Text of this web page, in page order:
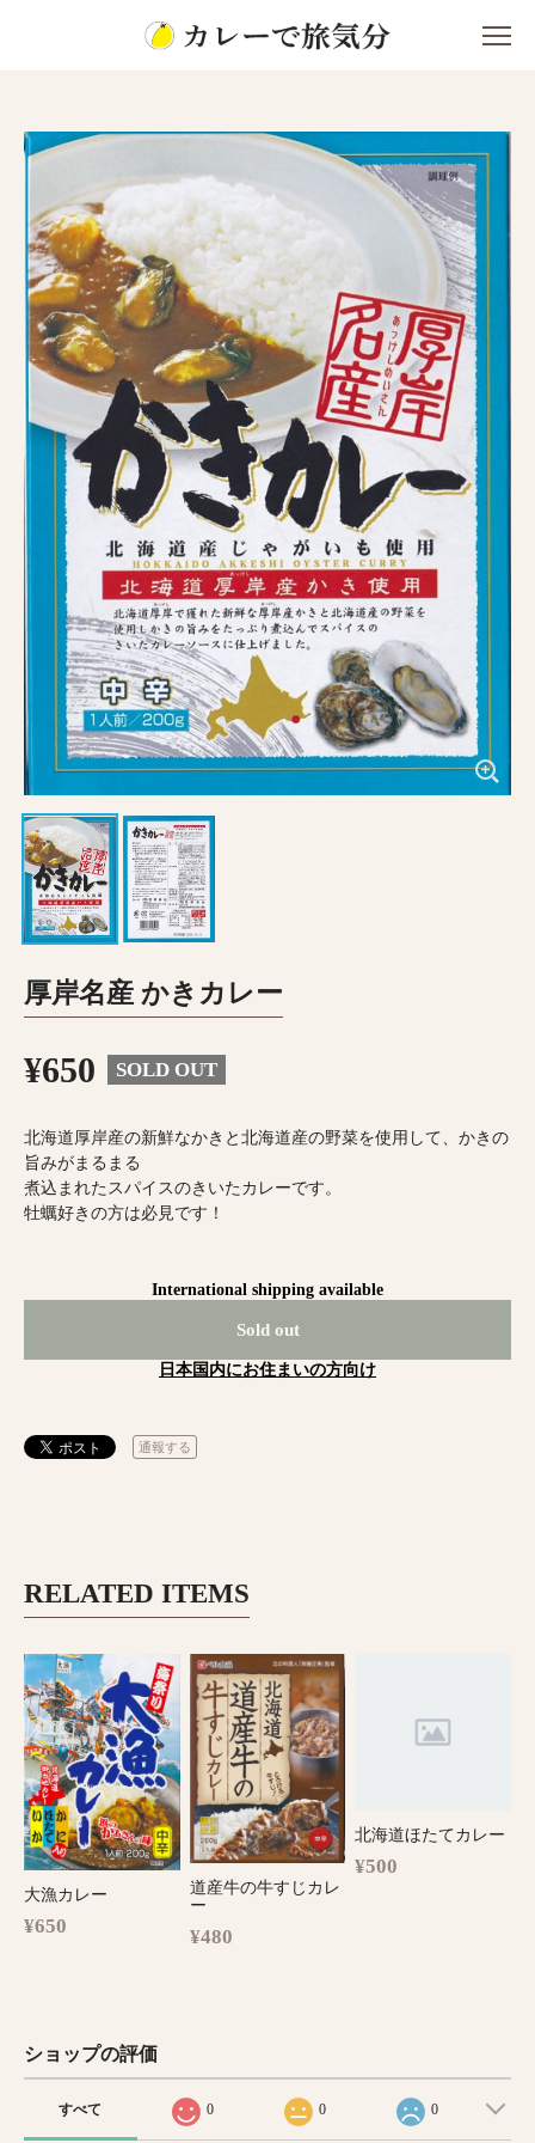
厚岸名産 かきカレー
¥650 SOLD OUT
北海道厚岸産の新鮮なかきと北海道産の野菜を使用して、かきの
旨みがまるまる
煮込まれたスパイスのきいたカレーです。
牡蠣好きの方は必見です！
International shipping available
Sold out
日本国内にお住まいの方向け
通報する
RELATED ITEMS
大漁カレー
¥650
道産牛の牛すじカレ
ー
¥480
北海道ほたてカレー
¥500
ショップの評価
すべて 0 0 0